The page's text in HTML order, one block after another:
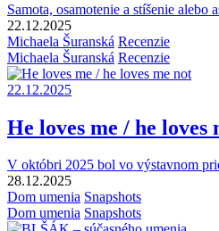
Samota, osamotenie a stíšenie
22.12.2025
Michaela Šuranská Recenzie
Michaela Šuranská Recenzie
22.12.2025
He loves me / he loves
V októbri 2025 bol vo výstavnom
28.12.2025
Dom umenia Snapshots
Dom umenia Snapshots